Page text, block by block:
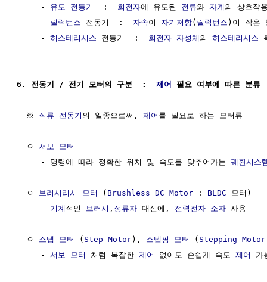
     -
유도 전동기
  :
회전자에 유도된 전류와 자계 의 상호작
     -
릴럭턴스 전동기  : 자속이 자기저항( 릴럭턴스 )이 작은
     -
히스테리시스 전동기  : 회전자 자성체 의 히스테리시스
6. 전동기 / 전기 모터의 구분  : 제어 필요 여부에 따른 분류
  ※
직류 전동기 의 일종으로써, 제어 를 필요로 하는 모터류
  ㅇ
서보 모터
     - 명령에 따라 정확한 위치 및 속도를 맞추어가는
궤환시스
  ㅇ
브러시리시 모터 ( Brushless DC Motor : BLDC 모터)
     -
기계 적인 브러시 , 정류자 대신에, 전력전자 소자 사용
  ㅇ
스텝 모터 ( Step Motor), 스텝핑 모터 ( Stepping Motor
     -
서보 모터 처럼 복잡한 제어 없이도 손쉽게 속도 제어 가